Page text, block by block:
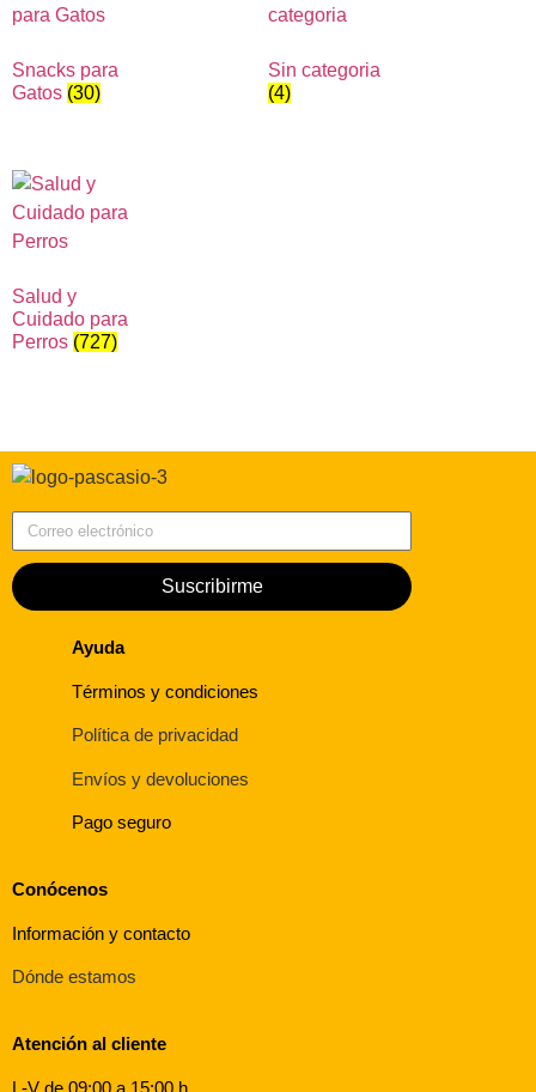
Snacks para
Gatos (30)
Sin categoria
(4)
Salud y
Cuidado para
Perros (727)
Suscribirme
Ayuda
Términos y condiciones
Política de privacidad
Envíos y devoluciones
Pago seguro
Conócenos
Información y contacto
Dónde estamos
Atención al cliente
L-V de 09:00 a 15:00 h.